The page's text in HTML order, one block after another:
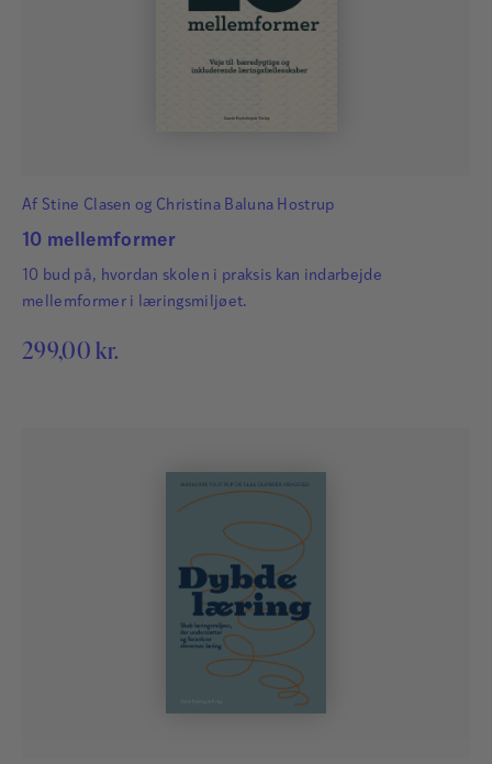
Kitt Boel er psykolog, lærer og skribent, ansat ved
Hun arbejder med en bred vifte af undervisnings- og
formidlingsopgaver inden for det specialpædagogiske
område.
Af Stine Clasen og Christina Baluna Hostrup
10 mellemformer
10 bud på, hvordan skolen i praksis kan indarbejde
mellemformer i læringsmiljøet.
299,00 kr.